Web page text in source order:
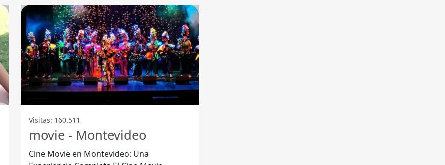
Visitas: 160.511
movie - Montevideo
Cine Movie en Montevideo: Una